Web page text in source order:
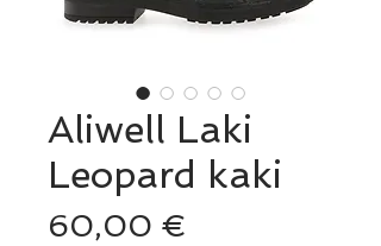
Aliwell Laki
Leopard kaki
60,00 €